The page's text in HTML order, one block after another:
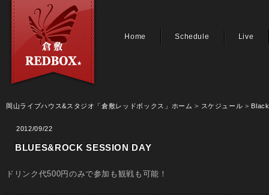
Home Schedule Live
岡山ライブハウス&スタジオ「倉敷レッドボックス」ホーム > スケジュール >
2012/09/22
BLUES&ROCK SESSION DAY
ドリンク代500円のみで参加も観戦も可能！